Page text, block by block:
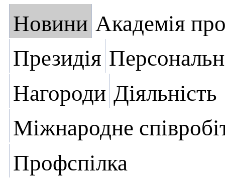
Новини Академія
Президія
Нагороди Діяльність
Міжнародне
Профспілка